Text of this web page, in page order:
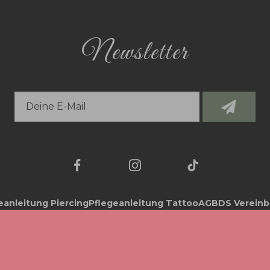
Newsletter
PiercingPflegeanleitung TattooAGBDS